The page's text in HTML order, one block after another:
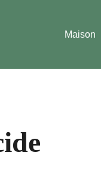
Maison